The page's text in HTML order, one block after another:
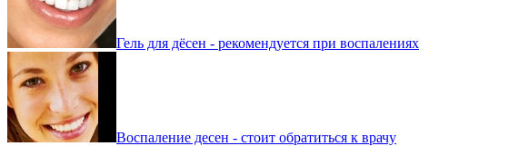
Гель для дёсен - рекомендуется при воспалениях
Воспаление десен - стоит обратиться к врачу